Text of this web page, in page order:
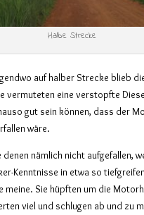
Halbe Strecke
auf halber Strecke blieb
vermuteten eine verstopfte
gut sein können, dass der
wäre.
denen nämlich nicht aufgefallen,
Kenntnisse in etwa so
meine. Sie hüpften um die
viel und schlugen ab und zu